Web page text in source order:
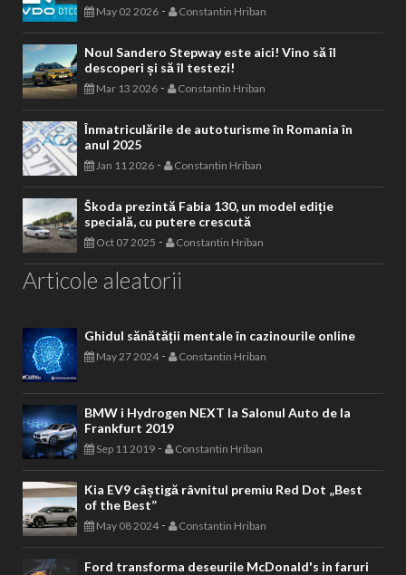
May 02 2026 - Constantin Hriban
Noul Sandero Stepway este aici! Vino să îl
descoperi și să îl testezi!
Mar 13 2026 - Constantin Hriban
Înmatriculările de autoturisme în Romania în
anul 2025
Jan 11 2026 - Constantin Hriban
Škoda prezintă Fabia 130, un model ediție
specială, cu putere crescută
Oct 07 2025 - Constantin Hriban
Articole aleatorii
Ghidul sănătății mentale în cazinourile online
May 27 2024- Constantin Hriban
BMW i Hydrogen NEXT la Salonul Auto de la
Frankfurt 2019
Sep 11 2019 - Constantin Hriban
Kia EV9 câștigă râvnitul premiu Red Dot „Best
of the Best”
May 08 2024- Constantin Hriban
Ford transforma deseurile McDonald's in faruri